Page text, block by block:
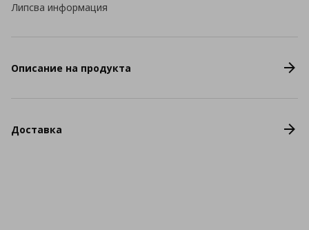
Липсва информация
Описание на продукта
Доставка